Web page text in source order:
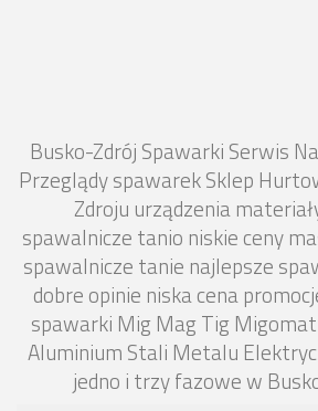
Busko-Zdrój Spawarki Serwis
Przeglądy spawarek Sklep
Zdroju urządzenia
spawalnicze tanio niskie ceny
spawalnicze tanie najlepsze
dobre opinie niska cena
spawarki Mig Mag Tig
Aluminium Stali Metalu
jedno i trzy fazowe w